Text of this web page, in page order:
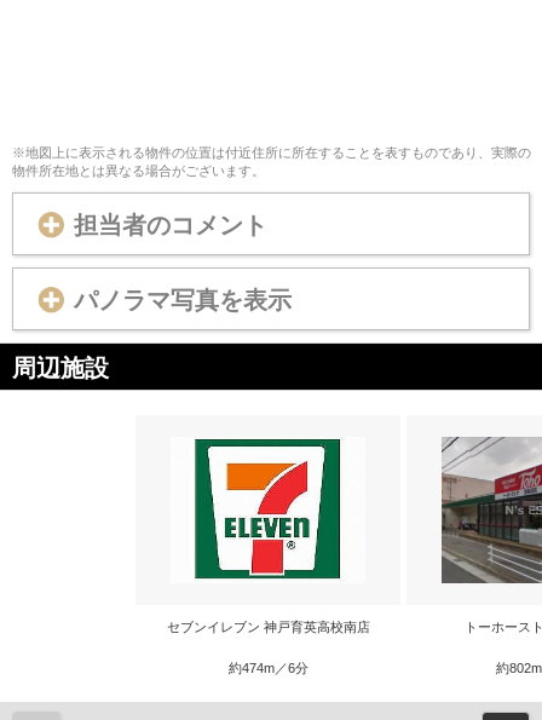
※地図上に表示される物件の位置は付近住所に所在することを表すものであり、実際の
物件所在地とは異なる場合がございます。
担当者のコメント
パノラマ写真を表示
周辺施設
セブンイレブン 神戸育英高校南店
約474m／6分
トーホース
約